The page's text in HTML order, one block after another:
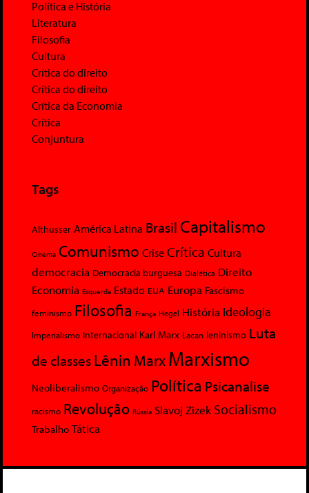
Política e História
Literatura
Filosofia
Cultura
Crítica do direito
Crítica do direito
Crítica da Economia
Crítica
Conjuntura
Tags
Althusser América Latina Brasil Capitalismo
Cinema Comunismo Crise Crítica Cultura
democracia Democracia burguesa Dialética Direito
Economia Esquerda Estado EUA Europa Fascismo
feminismo Filosofia França Hegel História Ideologia
Imperialismo Internacional Karl Marx Lacan leninismo Luta
de classesLênin MarxMarxismo
Neoliberalismo Organização Política Psicanalise
racismo Revolução Rússia Slavoj Zizek Socialismo
Trabalho Tática